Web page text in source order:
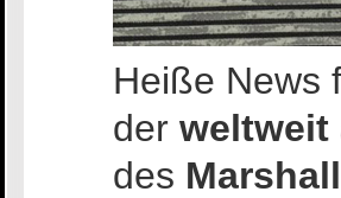
Heiße News
der weltweit
des